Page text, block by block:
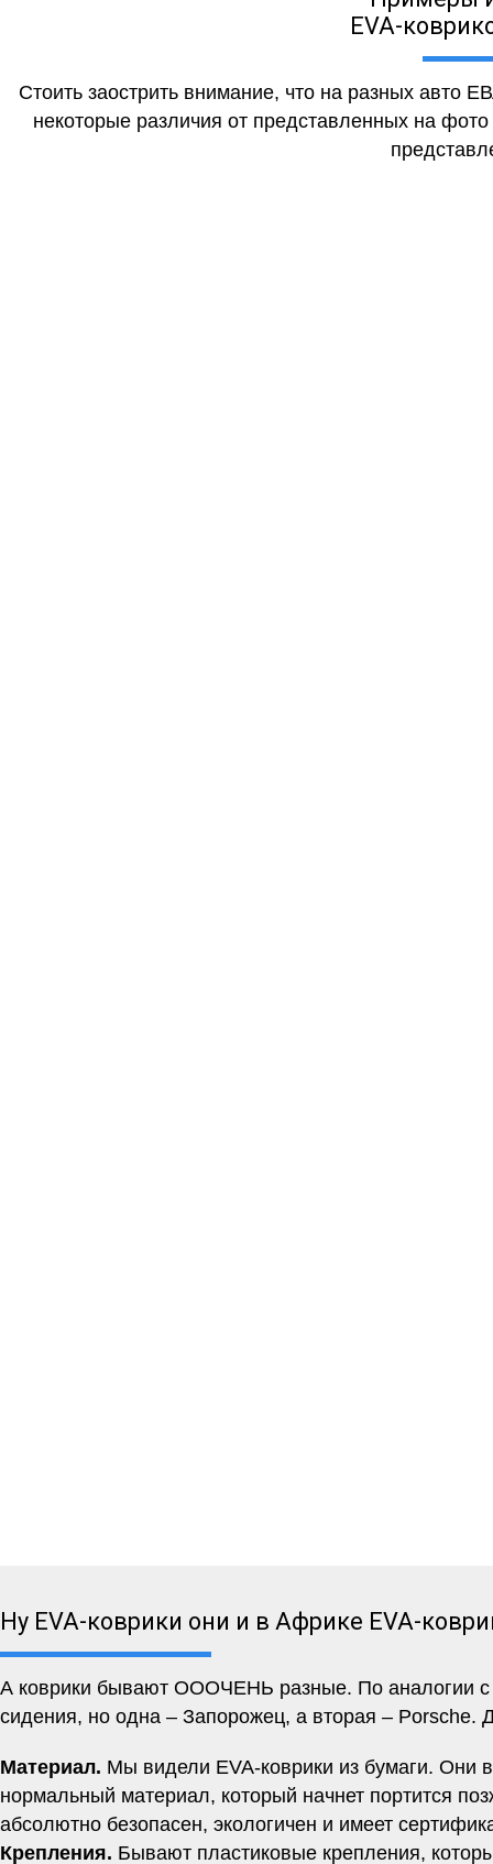
EVA-
Стоить заострить внимание, что на разных авто
некоторые различия от представленных на
Ну EVA-коврики они и в Африке EVA-
А коврики бывают ОООЧЕНЬ разные. По аналогии с
сидения, но одна – Запорожец, а вторая – Porsche.
Материал. Мы видели EVA-коврики из бумаги. Они
нормальный материал, который начнет портится
абсолютно безопасен, экологичен и имеет
Крепления. Бывают пластиковые крепления,